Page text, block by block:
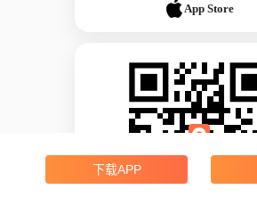
App Store
下载APP